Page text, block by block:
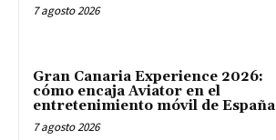
7 agosto 2026
Gran Canaria Experience 2026:
cómo encaja Aviator en el
entretenimiento móvil de España
7 agosto 2026